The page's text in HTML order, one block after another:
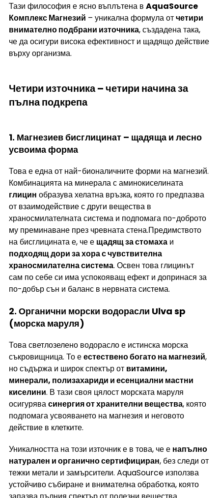
Тази философия е ясно въплътена в AquaSource
Комплекс Магнезий – уникална формула от четири
внимателно подбрани източника, създадена така,
че да осигури висока ефективност и щадящо действие
върху организма.
Четири източника – четири начина за
пълна подкрепа
1. Магнезиев бисглицинат – щадяща и лесно
усвоима форма
Това е една от най-бионаличните форми на магнезий.
Комбинацията на минерала с аминокиселината
глицин образува хелатна връзка, която го предпазва
от взаимодействие с други вещества в
храносмилателната система и подпомага по-доброто
му преминаване през чревната стена.Предимството
на бисглицината е, че е щадящ за стомаха и
подходящ дори за хора с чувствителна
храносмилателна система. Освен това глицинът
сам по себе си има успокояващ ефект и допринася за
по-добър сън и баланс в нервната система.
2. Органични морски водорасли Ulva sp
(морска маруля)
Това светлозелено водорасло е истинска морска
съкровищница. То е естествено богато на магнезий,
но съдържа и широк спектър от витамини,
минерали, полизахариди и есенциални мастни
киселини. В тази своя цялост морската маруля
осигурява синергия от хранителни вещества, която
подпомага усвояването на магнезия и неговото
действие в клетките.
Уникалността на този източник е в това, че е напълно
натурален и органично сертифициран, без следи от
тежки метали и замърсители. AquaSource използва
устойчиво събиране и внимателна обработка, която